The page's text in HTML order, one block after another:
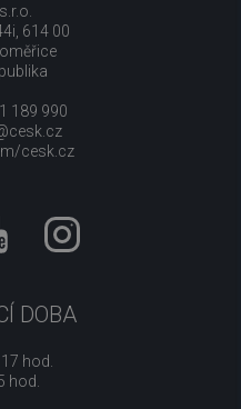
614 00
189 990
cesk.cz
DOBA
hod.
hod.